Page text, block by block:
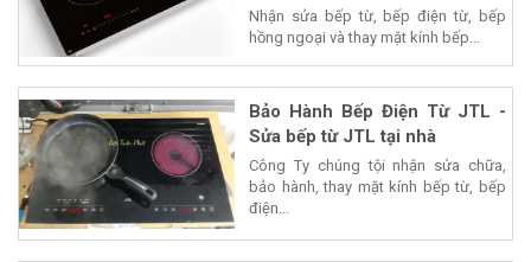
Nhận sửa bếp từ, bếp điện từ, bếp
hồng ngoại và thay mặt kính bếp...
Bảo Hành Bếp Điện Từ JTL -
Sửa bếp từ JTL tại nhà
Công Ty chúng tội nhận sửa chữa,
bảo hành, thay mặt kính bếp từ, bếp
điện...